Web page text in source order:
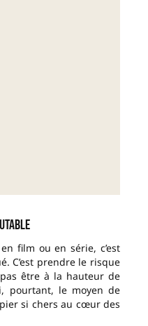
film ou en série, c’est
C’est prendre le risque
être à la hauteur de
pourtant, le moyen de
si chers au cœur des